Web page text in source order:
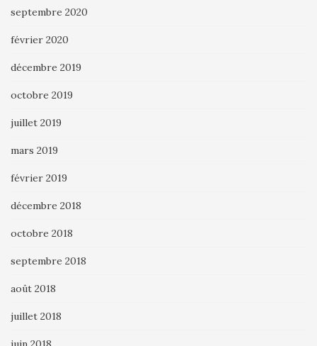
septembre 2020
février 2020
décembre 2019
octobre 2019
juillet 2019
mars 2019
février 2019
décembre 2018
octobre 2018
septembre 2018
août 2018
juillet 2018